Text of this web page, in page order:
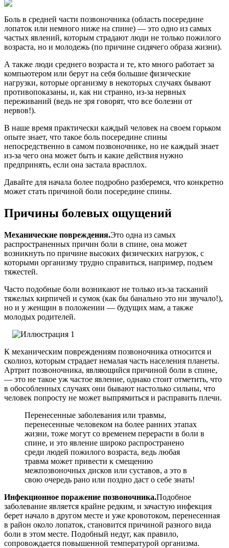
Боль в средней части позвоночника (область посередине
лопаток или немного ниже на спине) — это одно из самых
частых явлений, которым страдают люди не только пожилого
возраста, но и молодежь (по причине сидячего образа жизни).
А также люди среднего возраста и те, кто много работает за
компьютером или берут на себя большие физические
нагрузки, которые организму в некоторых случаях бывают
противопоказаны, и, как ни странно, из-за нервных
переживаний (ведь не зря говорят, что все болезни от
нервов!).
В наше время практически каждый человек на своем горьком
опыте знает, что такое боль посередине спины
непосредственно в самом позвоночнике, но не каждый знает
из-за чего она может быть и какие действия нужно
предпринять, если она застала врасплох.
Давайте для начала более подробно разберемся, что конкретно
может стать причиной боли посередине спины.
Причины болевых ощущений
Механические повреждения.Это одна из самых
распространенных причин боли в спине, она может
возникнуть по причине высоких физических нагрузок, с
которыми организму трудно справиться, например, подъем
тяжестей.
Часто подобные боли возникают не только из-за тасканий
тяжелых кирпичей и сумок (как бы банально это ни звучало!),
но и у женщин в положении — будущих мам, а также
молодых родителей.
К механическим повреждениям позвоночника относится и
сколиоз, которым страдает немалая часть населения планеты.
Артрит позвоночника, являющийся причиной боли в спине,
— это не такое уж частое явление, однако стоит отметить, что
в обособленных случаях они бывают настолько сильны, что
человек попросту не может выпрямиться и расправить плечи.
Перенесенные заболевания или травмы,
перенесенные человеком на более ранних этапах
жизни, тоже могут со временем перерасти в боли в
спине, и это явление широко распространено
среди людей пожилого возраста, ведь любая
травма может привести к смещению
межпозвоночных дисков или суставов, а это в
свою очередь рано или поздно даст о себе знать!
Инфекционное поражение позвоночника.Подобное
заболевание является крайне редким, и зачастую инфекция
берет начало в другом месте и уже кровотоком, перенесенная
в район около лопаток, становится причиной разного вида
боли в этом месте. Подобный недуг, как правило,
сопровождается повышенной температурой организма.